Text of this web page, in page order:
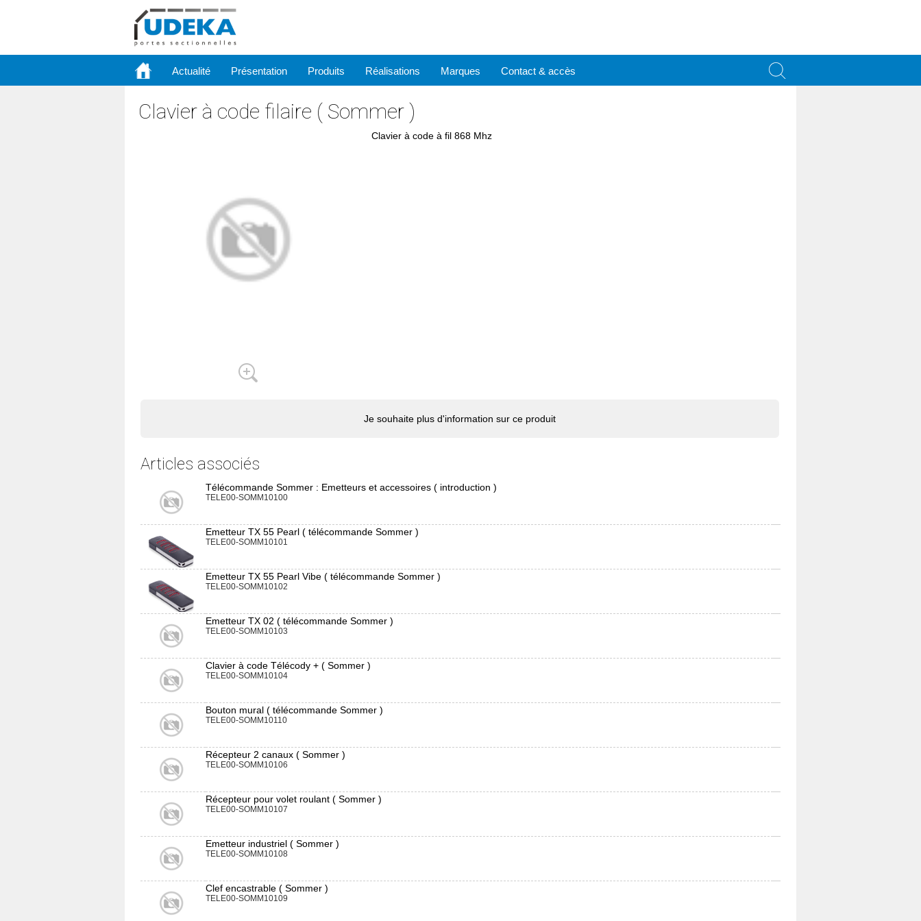
Actualité Présentation Produits Réalisations Marques Contact & accès
Clavier à code filaire ( Sommer )
Clavier à code à fil 868 Mhz
Je souhaite plus d'information sur ce produit
Articles associés
Télécommande Sommer : Emetteurs et accessoires ( introduction )
TELE00-SOMM10100
Emetteur TX 55 Pearl ( télécommande Sommer )
TELE00-SOMM10101
Emetteur TX 55 Pearl Vibe ( télécommande Sommer )
TELE00-SOMM10102
Emetteur TX 02 ( télécommande Sommer )
TELE00-SOMM10103
Clavier à code Télécody + ( Sommer )
TELE00-SOMM10104
Bouton mural ( télécommande Sommer )
TELE00-SOMM10110
Récepteur 2 canaux ( Sommer )
TELE00-SOMM10106
Récepteur pour volet roulant ( Sommer )
TELE00-SOMM10107
Emetteur industriel ( Sommer )
TELE00-SOMM10108
Clef encastrable ( Sommer )
TELE00-SOMM10109